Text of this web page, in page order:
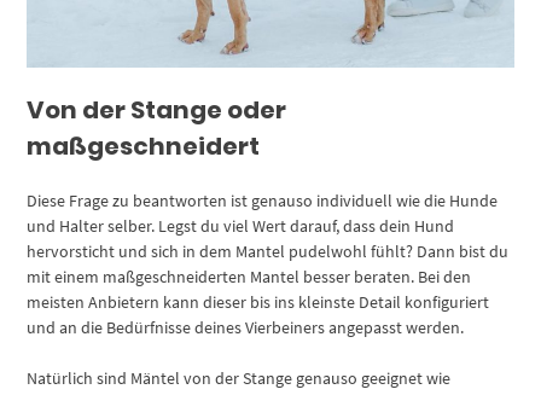
Von der Stange oder
maßgeschneidert
Diese Frage zu beantworten ist genauso individuell wie die Hunde
und Halter selber. Legst du viel Wert darauf, dass dein Hund
hervorsticht und sich in dem Mantel pudelwohl fühlt? Dann bist du
mit einem maßgeschneiderten Mantel besser beraten. Bei den
meisten Anbietern kann dieser bis ins kleinste Detail konfiguriert
und an die Bedürfnisse deines Vierbeiners angepasst werden.
Natürlich sind Mäntel von der Stange genauso geeignet wie